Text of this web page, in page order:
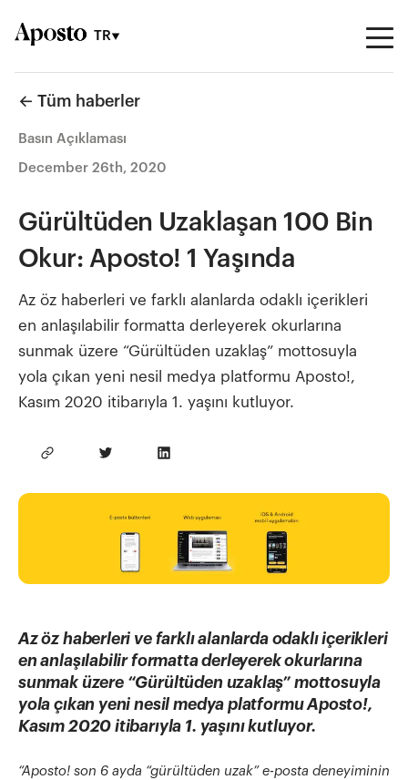
TR
← Tüm haberler
Basın Açıklaması
December 26th, 2020
Gürültüden Uzaklaşan 100 Bin
Okur: Aposto! 1 Yaşında
Az öz haberleri ve farklı alanlarda odaklı içerikleri
en anlaşılabilir formatta derleyerek okurlarına
sunmak üzere “Gürültüden uzaklaş” mottosuyla
yola çıkan yeni nesil medya platformu Aposto!,
Kasım 2020 itibarıyla 1. yaşını kutluyor.
Azöz haberleri ve farklı alanlarda odaklı içerikleri
en anlaşılabilir formatta derleyerek okurlarına
sunmak üzere “Gürültüden uzaklaş” mottosuyla
yola çıkan yeni nesil medya platformu Aposto!,
Kasım 2020 itibarıyla 1. yaşını kutluyor.
“Aposto! son 6 ayda “gürültüden uzak” e-posta deneyiminin